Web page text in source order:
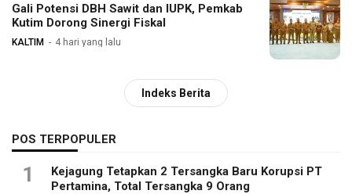
Gali Potensi DBH Sawit dan IUPK, Pemkab
Kutim Dorong Sinergi Fiskal
KALTIM 4 hari yang lalu
Indeks Berita
POS TERPOPULER
1
Kejagung Tetapkan 2 Tersangka Baru Korupsi PT
Pertamina, Total Tersangka 9 Orang